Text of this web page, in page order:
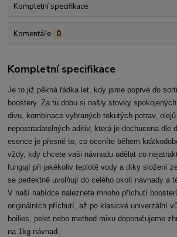
Kompletní specifikace
Komentáře 0
Kompletní specifikace
Je to již pěkná řádka let, kdy jsme poprvé do
boostery. Za tu dobu si našly stovky
divu, kombinace vybraných tekutých potrav,
nepostradatelných aditiv, která je dochucena dle
esence je přesně to, co oceníte během
vždy, kdy chcete vaši návnadu udělat co
fungují při jakékoliv teplotě vody a díky složení
se perfektně uvolňují do celého okolí návnady a
V naší nabídce naleznete mnoho příchutí
originálních příchutí, až po klasické univerzální
boilies, pelet nebo method mixu doporučujeme
na 1kg návnad.